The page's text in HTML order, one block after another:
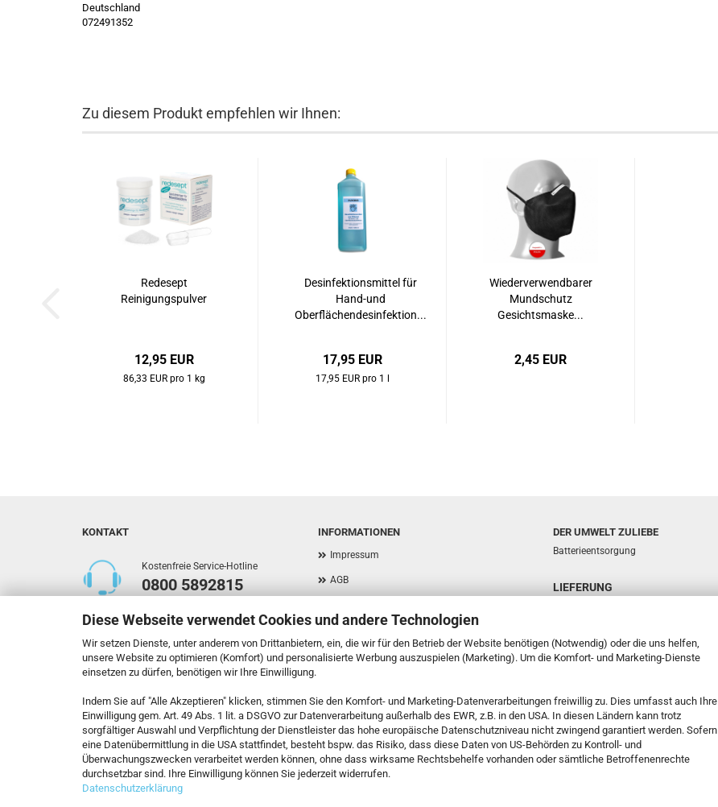
Diese Webseite verwendet Cookies und andere Technologien
Wir setzen Dienste, unter anderem von Drittanbietern, ein, die wir für den Betrieb der Website benötigen (Notwendig) oder die uns helfen,
unsere Website zu optimieren (Komfort) und personalisierte Werbung auszuspielen (Marketing). Um die Komfort- und Marketing-Dienste
einsetzen zu dürfen, benötigen wir Ihre Einwilligung.
Indem Sie auf "Alle Akzeptieren" klicken, stimmen Sie den Komfort- und Marketing-Datenverarbeitungen freiwillig zu. Dies umfasst auch Ihre
Einwilligung gem. Art. 49 Abs. 1 lit. a DSGVO zur Datenverarbeitung außerhalb des EWR, z.B. in den USA. In diesen Ländern kann trotz
sorgfältiger Auswahl und Verpflichtung der Dienstleister das hohe europäische Datenschutzniveau nicht zwingend garantiert werden. Sofern
eine Datenübermittlung in die USA stattfindet, besteht bspw. das Risiko, dass diese Daten von US-Behörden zu Kontroll- und
Überwachungszwecken verarbeitet werden können, ohne dass wirksame Rechtsbehelfe vorhanden oder sämtliche Betroffenenrechte
durchsetzbar sind. Ihre Einwilligung können Sie jederzeit widerrufen.
Datenschutzerklärung
Deutschland
072491352
Zu diesem Produkt empfehlen wir Ihnen:
Redesept
Reinigungspulver
12,95 EUR
86,33 EUR pro 1 kg
Desinfektionsmittel für
Hand-und
Oberflächendesinfektion...
17,95 EUR
17,95 EUR pro 1 l
Wiederverwendbarer
Mundschutz
Gesichtsmaske...
2,45 EUR
INFORMATIONEN
Impressum
AGB
Versand- & Zahlungsbedingungen
Widerrufsrecht & Muster-Widerrufsformular
Callback Service
Cookie Einstellungen
DER UMWELT ZULIEBE
Batterieentsorgung
LIEFERUNG
KONTAKT
Kostenfreie Service-Hotline
0800 5892815
Callback Service
Kontaktformular
Vertrag widerrufen